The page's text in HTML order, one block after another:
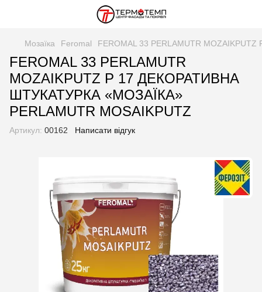
Мозаїка Feromal FEROMAL 33 PERLAMUTR
FEROMAL 33 PERLAMUTR
MOZAIKPUTZ P 17 ДЕКОРАТИВНА
ШТУКАТУРКА «МОЗАЇКА»
PERLAMUTR MOSAIKPUTZ
Артикул: 00162 Написати відгук